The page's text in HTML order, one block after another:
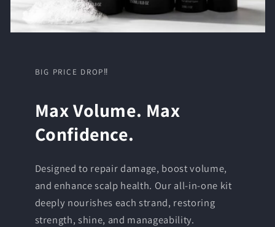
BIG PRICE DROP‼
Max Volume. Max
Confidence.
Designed to repair damage, boost volume,
and enhance scalp health. Our all-in-one kit
deeply nourishes each strand, restoring
strength, shine, and manageability.